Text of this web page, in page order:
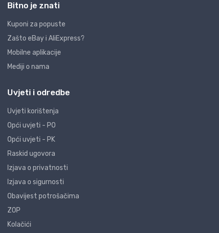
Bitno je znati
Kuponi za popuste
Zašto eBay i AliExpress?
Mobilne aplikacije
Mediji o nama
Uvjeti i odredbe
Uvjeti korištenja
Opći uvjeti - PO
Opći uvjeti - PK
Raskid ugovora
Izjava o privatnosti
Izjava o sigurnosti
Obavijest potrošačima
ZOP
Kolačići